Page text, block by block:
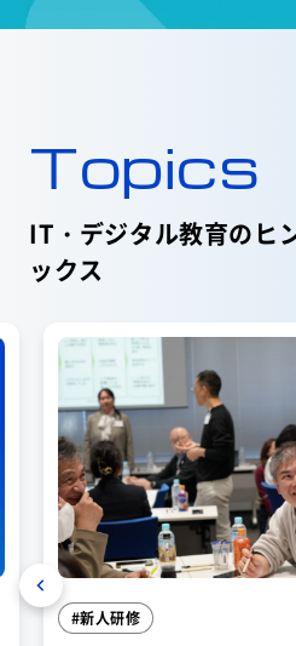
Topics
IT・デジタル教育のヒ
ックス
新人研修